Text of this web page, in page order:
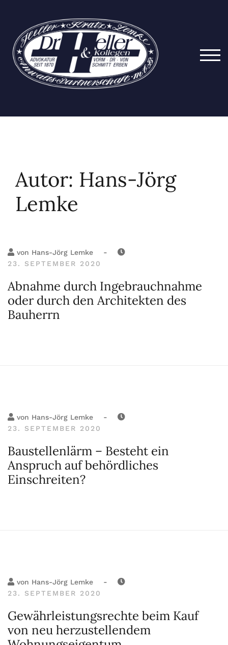
springen
Autor: Hans-Jörg
Lemke
von Hans-Jörg Lemke -
23. SEPTEMBER 2020
Abnahme durch Ingebrauchnahme
oder durch den Architekten des
Bauherrn
von Hans-Jörg Lemke -
23. SEPTEMBER 2020
Baustellenlärm – Besteht ein
Anspruch auf behördliches
Einschreiten?
von Hans-Jörg Lemke -
23. SEPTEMBER 2020
Gewährleistungsrechte beim Kauf
von neu herzustellendem